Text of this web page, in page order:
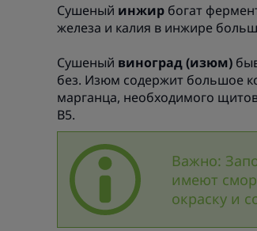
Сушеный инжир богат
железа и калия в инжире
Сушеный виноград (изюм)
без. Изюм содержит большое
марганца, необходимого
В5.
Важно:
имеют
окраску и